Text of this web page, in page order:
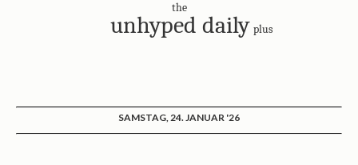
the
unhyped daily plus
SAMSTAG, 24. JANUAR '26